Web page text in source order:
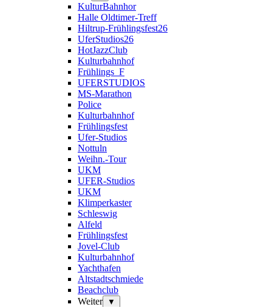
KulturBahnhor
Halle Oldtimer-Treff
Hiltrup-Frühlingsfest26
UferStudios26
HotJazzClub
Kulturbahnhof
Frühlings_F
UFERSTUDIOS
MS-Marathon
Police
Kulturbahnhof
Frühlingsfest
Ufer-Studios
Nottuln
Weihn.-Tour
UKM
UFER-Studios
UKM
Klimperkaster
Schleswig
Alfeld
Frühlingsfest
Jovel-Club
Kulturbahnhof
Yachthafen
Altstadtschmiede
Beachclub
Weiter
▼